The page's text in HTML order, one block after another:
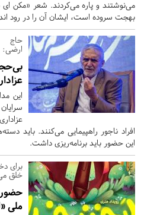
می‌نوشتند و پاره می‌کردند. شعر «مکن
بهجت سروده است، ایشان آن را در رود
حاج
ارضی:
این
افراد ناجور راهپیمایی می‌کنند. باید
این حضور باید برنامه‌ریزی داشت.
برای
خلق
ملی